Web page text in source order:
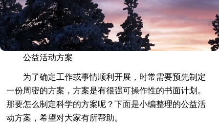
公益活动方案
为了确定工作或事情顺利开展，时常需要预先制定
一份周密的方案，方案是有很强可操作性的书面计划。
那要怎么制定科学的方案呢？下面是小编整理的公益活
动方案，希望对大家有所帮助。